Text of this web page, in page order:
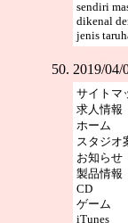
sendiri
dikenal
jenis
2019/04/
サイトマ
求人情報
ホーム
スタジオ
お知らせ
製品情報
CD
ゲーム
iTunes